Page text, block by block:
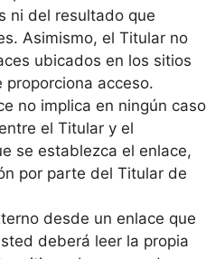
ni del resultado que
Asimismo, el Titular no
ubicados en los sitios
acceso.
no implica en ningún caso
el Titular y el
se establezca el enlace,
por parte del Titular de
desde un enlace que
deberá leer la propia